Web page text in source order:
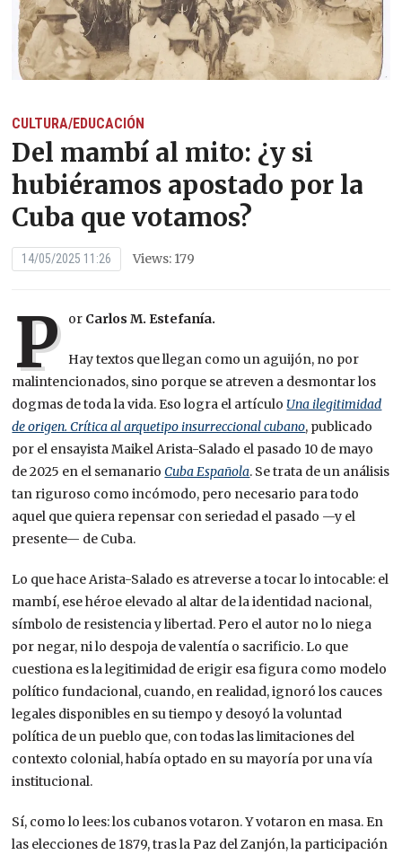
CULTURA/EDUCACIÓN
Del mambí al mito: ¿y si
hubiéramos apostado por la
Cuba que votamos?
14/05/2025 11:26 Views: 179
P or Carlos M. Estefanía.
Hay textos que llegan como un aguijón, no por
malintencionados, sino porque se atreven a desmontar los
dogmas de toda la vida. Eso logra el artículo Una ilegitimidad
de origen. Crítica al arquetipo insurreccional cubano, publicado
por el ensayista Maikel Arista-Salado el pasado 10 de mayo
de 2025 en el semanarioCuba Española. Se trata de un análisis
tan riguroso como incómodo, pero necesario para todo
aquel que quiera repensar con seriedad el pasado —y el
presente— de Cuba.
Lo que hace Arista-Salado es atreverse a tocar lo intocable: el
mambí, ese héroe elevado al altar de la identidad nacional,
símbolo de resistencia y libertad. Pero el autor no lo niega
por negar, ni lo despoja de valentía o sacrificio. Lo que
cuestiona es la legitimidad de erigir esa figura como modelo
político fundacional, cuando, en realidad, ignoró los cauces
legales disponibles en su tiempo y desoyó la voluntad
política de un pueblo que, con todas las limitaciones del
contexto colonial, había optado en su mayoría por una vía
institucional.
Sí, como lo lees: los cubanos votaron. Y votaron en masa. En
las elecciones de 1879, tras la Paz del Zanjón, la participación